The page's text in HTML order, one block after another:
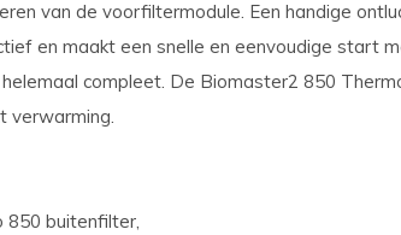
van de voorfiltermodule. Een handige
en maakt een snelle en eenvoudige start
compleet. De Biomaster2 850
verwarming.
850 buitenfilter,